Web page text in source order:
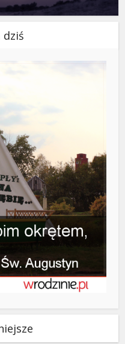
dziś